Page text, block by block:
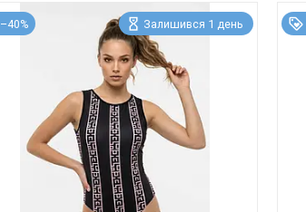
–40% Залишився 1 день